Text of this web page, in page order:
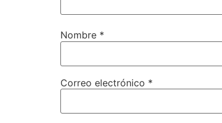
Nombre *
Correo electrónico *